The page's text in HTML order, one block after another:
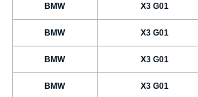
BMW X3 G01
BMW X3 G01
BMW X3 G01
BMW X3 G01